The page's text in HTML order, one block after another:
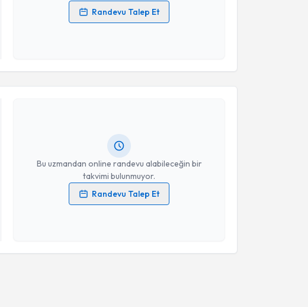
Randevu Talep Et
Kişisel verilerimin işlenmesine ilişkinAydınlatma Metni
Takvim Talebini Gönder
Bu uzmandan online randevu alabileceğin bir
takvimi bulunmuyor.
Randevu Talep Et
Randevu Takvimi Talebi
Op. Dr. Kemal Gökhan Günel
Kişisel verilerimin işlenmesine ilişkinAydınlatma Metni